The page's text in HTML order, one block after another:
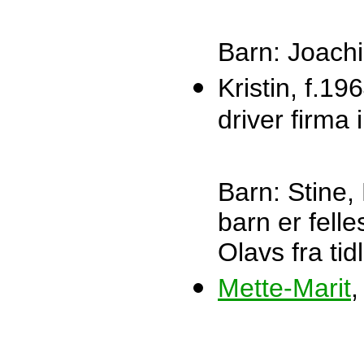
Barn:
Kristin,
driver firma
Barn: Stine,
barn er
Olavs fra
Mette-Marit